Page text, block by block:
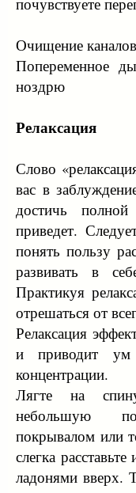
Очищение каналов
Попеременное
ноздрю
Релаксация
Слово
вас в
достичь
приведет.
понять пользу
развивать в
Практикуя
отрешаться от
Релаксация
и приводит ум
концентрации.
Лягте на
небольшую
покрывалом или
слегка
ладонями вверх.